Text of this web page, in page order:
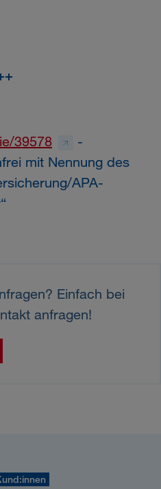
39578
-
mit Nennung des
APA-
Einfach bei
anfragen!